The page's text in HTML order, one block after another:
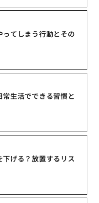
てしまう行動とその
生活でできる習慣と
げる？放置するリス